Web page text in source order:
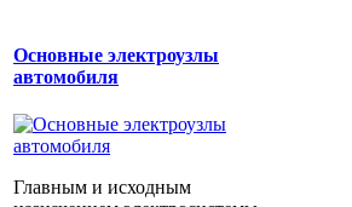
Основные электроузлы
автомобиля
Главным и исходным